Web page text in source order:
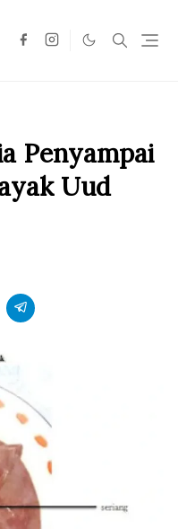
Penyampai
Uud